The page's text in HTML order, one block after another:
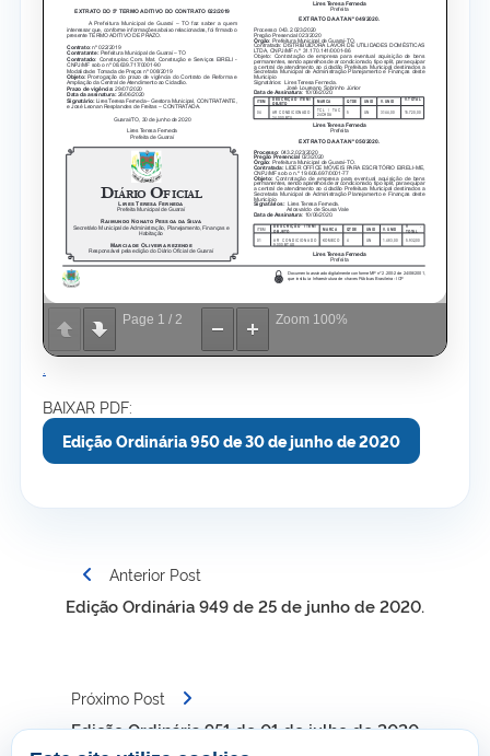
Page 1 / 2 Zoom 100%
BAIXAR PDF:
Edição Ordinária 950 de 30 de junho de 2020
Navegação
Anterior Post
Edição Ordinária 949 de 25 de junho de 2020.
Próximo Post
Edição Ordinária 951 de 01 de julho de 2020